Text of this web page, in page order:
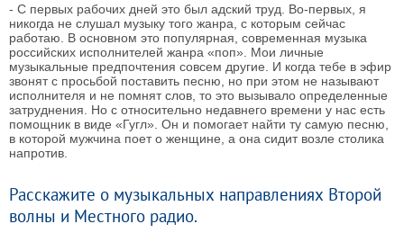
- С первых рабочих дней это был адский труд. Во-первых, я
никогда не слушал музыку того жанра, с которым сейчас
работаю. В основном это популярная, современная музыка
российских исполнителей жанра «поп». Мои личные
музыкальные предпочтения совсем другие. И когда тебе в эфир
звонят с просьбой поставить песню, но при этом не называют
исполнителя и не помнят слов, то это вызывало определенные
затруднения. Но с относительно недавнего времени у нас есть
помощник в виде «Гугл». Он и помогает найти ту самую песню,
в которой мужчина поет о женщине, а она сидит возле столика
напротив.
Расскажите о музыкальных направлениях Второй
волны и Местного радио.